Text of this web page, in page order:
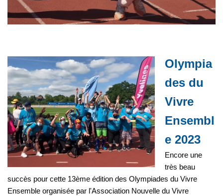
Olympia
des du
Vivre
Ensembl
e 2023
Encore une
très beau
succès pour cette 13ème édition des Olympiades du Vivre
Ensemble organisée par l'Association Nouvelle du Vivre